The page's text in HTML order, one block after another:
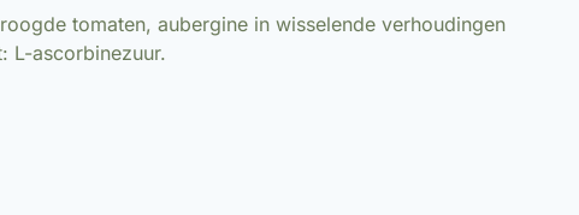
tomaten, aubergine in wisselende verhoudingen
L-ascorbinezuur.